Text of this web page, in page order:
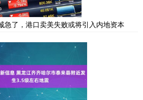
急了，港口卖美失败或将引入内地资本